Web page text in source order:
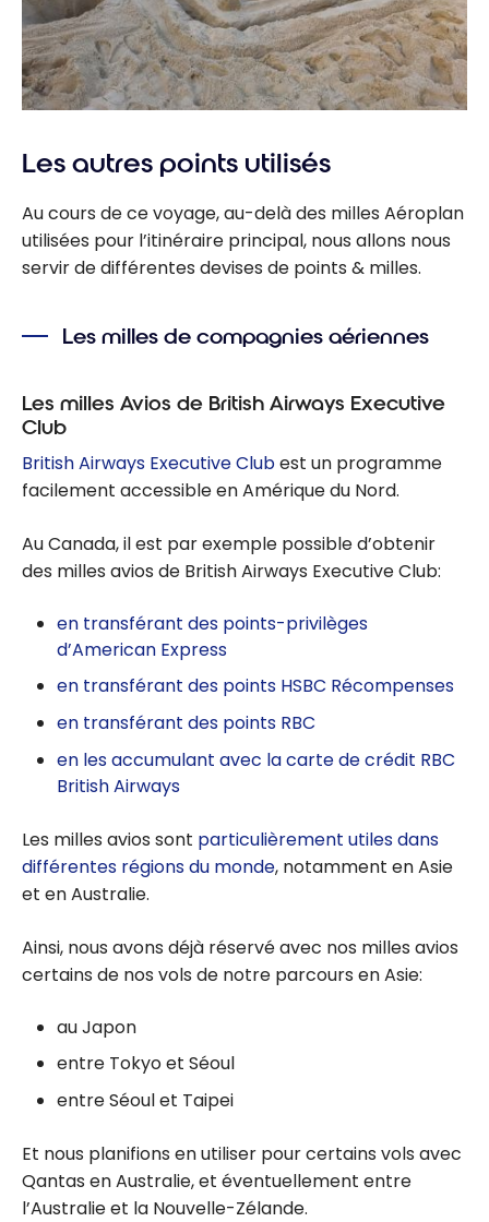
Les autres points utilisés
Au cours de ce voyage, au-delà des milles Aéroplan
utilisées pour l’itinéraire principal, nous allons nous
servir de différentes devises de points & milles.
Les milles de compagnies aériennes
Les milles Avios de British Airways Executive
Club
British Airways Executive Clubest un programme
facilement accessible en Amérique du Nord.
Au Canada, il est par exemple possible d’obtenir
des milles avios de British Airways Executive Club:
en transférant des points-privilèges
d’American Express
en transférant des points HSBC Récompenses
en transférant des points RBC
en les accumulant avec la carte de crédit RBC
British Airways
Les milles avios sont particulièrement utiles dans
différentes régions du monde, notamment en Asie
et en Australie.
Ainsi, nous avons déjà réservé avec nos milles avios
certains de nos vols de notre parcours en Asie:
au Japon
entre Tokyo et Séoul
entre Séoul et Taipei
Et nous planifions en utiliser pour certains vols avec
Qantas en Australie, et éventuellement entre
l’Australie et la Nouvelle-Zélande.